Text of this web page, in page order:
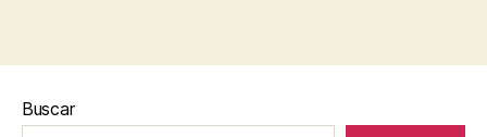
Buscar